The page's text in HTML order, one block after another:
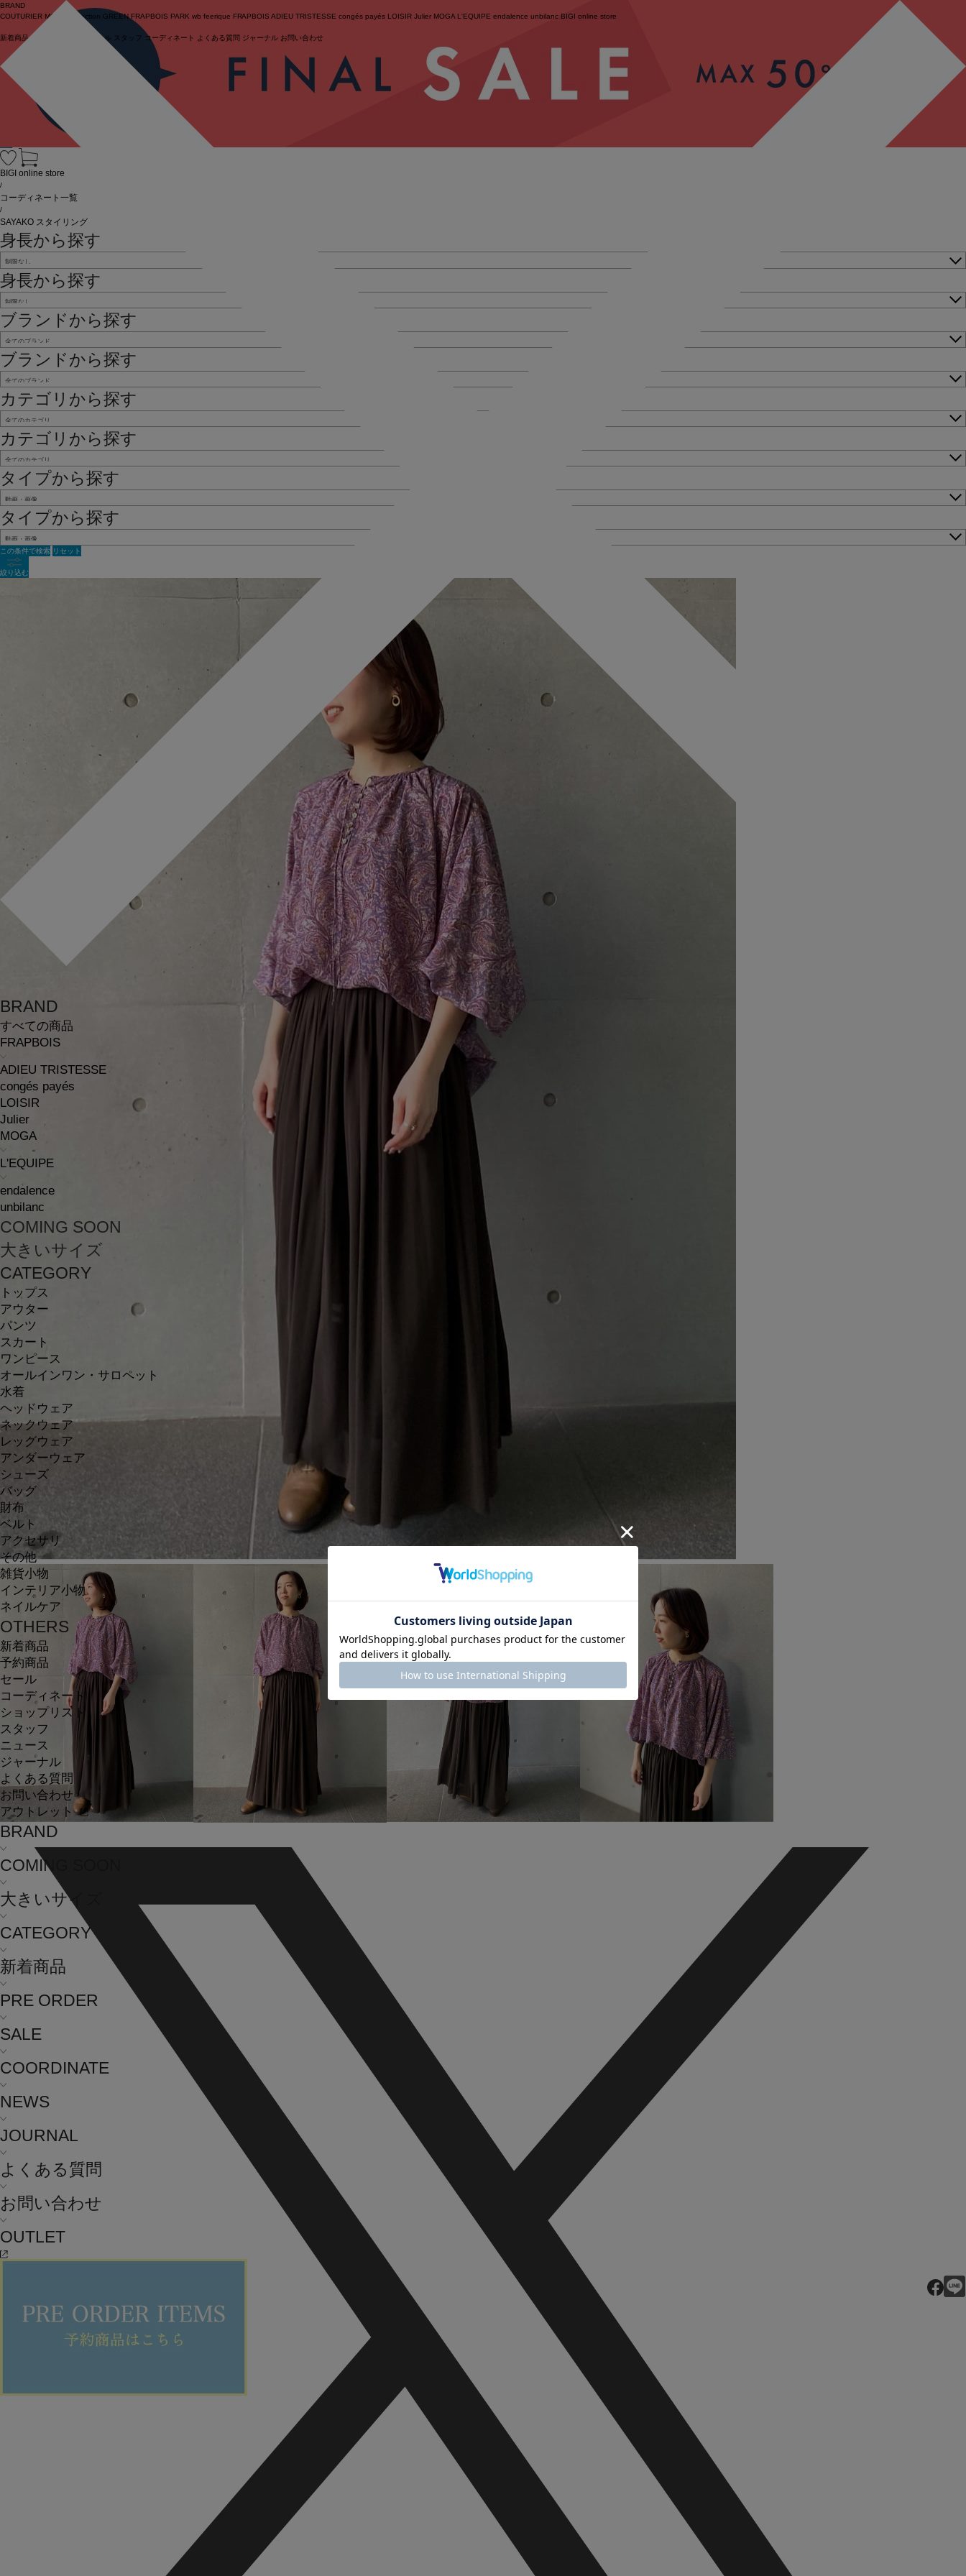
BRAND
COUTURIER MOGA Collection GREEN FRAPBOIS PARK wb feerique FRAPBOIS ADIEU TRISTESSE congés payés LOISIR Julier MOGA L'EQUIPE endalence unbilanc BIGI online store
新着商品 (ライブ) セール スタッフ コーディネート よくある質問 ジャーナル お問い合わせ
BRAND
すべての商品
FRAPBOIS
ADIEU TRISTESSE
congés payés
LOISIR
Julier
MOGA
L'EQUIPE
endalence
unbilanc
COMING SOON
大きいサイズ
CATEGORY
トップス
アウター
パンツ
スカート
ワンピース
オールインワン・サロペット
水着
ヘッドウェア
ネックウェア
レッグウェア
アンダーウェア
シューズ
バッグ
財布
ベルト
アクセサリ
その他
雑貨小物
インテリア小物
ネイルケア
OTHERS
新着商品
予約商品
セール
コーディネート
ショップリスト
スタッフ
ニュース
ジャーナル
よくある質問
お問い合わせ
アウトレット
BRAND
COMING SOON
大きいサイズ
CATEGORY
新着商品
PRE ORDER
SALE
COORDINATE
NEWS
JOURNAL
よくある質問
お問い合わせ
OUTLET
BIGI online store
/
コーディネート一覧
/
SAYAKO スタイリング
身長から探す
身長から探す
ブランドから探す
ブランドから探す
カテゴリから探す
カテゴリから探す
タイプから探す
タイプから探す
この条件で検索 リセット
絞り込む